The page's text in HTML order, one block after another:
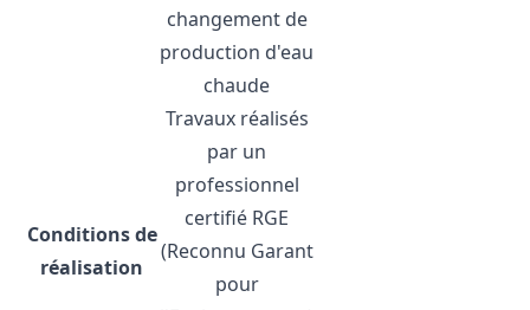
changement de
production d'eau
chaude
Conditions de
réalisation
Travaux réalisés
par un
professionnel
certifié RGE
(Reconnu Garant
pour